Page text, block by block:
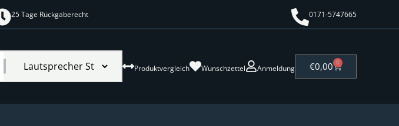
25 Tage Rückgaberecht 0171-5747665
Produktvergleich Wunschzettel Anmeldung €0,00 0